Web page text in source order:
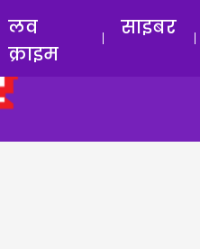
लव
क्राइम
साइबर